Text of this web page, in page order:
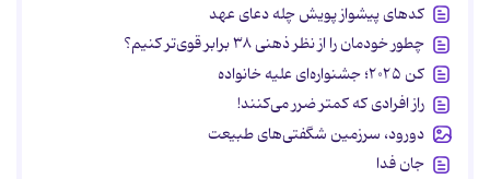
کدهای پیشواز پویش چله دعای عهد
چطور خودمان را از نظر ذهنی ۳۸ برابر قوی‌تر کنیم؟
کن ۲۰۲۵؛ جشنواره‌ای علیه خانواده
راز افرادی که کمتر ضرر می‌کنند!
دورود، سرزمین شگفتی‌های طبیعت
جان فدا